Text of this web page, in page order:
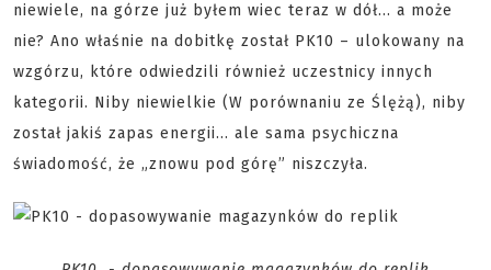
niewiele, na górze już byłem wiec teraz w dół… a może
nie? Ano właśnie na dobitkę został PK10 – ulokowany na
wzgórzu, które odwiedzili również uczestnicy innych
kategorii. Niby niewielkie (W porównaniu ze Ślężą), niby
został jakiś zapas energii… ale sama psychiczna
świadomość, że „znowu pod górę” niszczyła.